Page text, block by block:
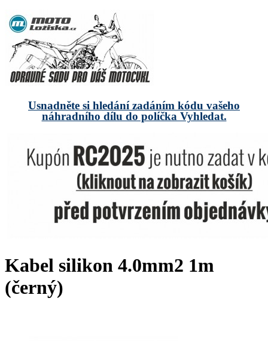
Usnadněte si hledání zadáním kódu vašeho
náhradního dílu do políčka Vyhledat.
Kabel silikon 4.0mm2 1m
(černý)